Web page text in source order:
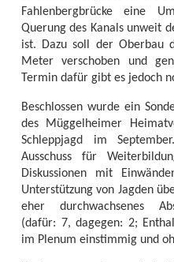
Fahlenbergbrücke eine
Querung des Kanals unweit
ist. Dazu soll der Oberbau
Meter verschoben und
Termin dafür gibt es jedoch
Beschlossen wurde ein
des Müggelheimer
Schleppjagd im
Ausschuss für
Diskussionen mit
Unterstützung von Jagden
eher durchwachsenes
(dafür: 7, dagegen: 2;
im Plenum einstimmig und